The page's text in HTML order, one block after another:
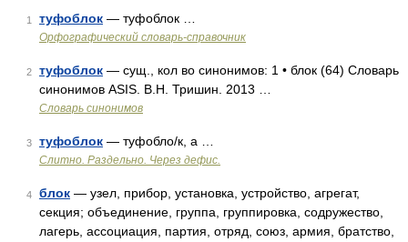
1 туфоблок — туфоблок …
Орфографический словарь-справочник
2 туфоблок — сущ., кол во синонимов: 1 • блок (64) Словарь
синонимов ASIS. В.Н. Тришин. 2013 …
Словарь синонимов
3 туфоблок — туфобло/к, а …
Слитно. Раздельно. Через дефис.
4 блок — узел, прибор, установка, устройство, агрегат,
секция; объединение, группа, группировка, содружество,
лагерь, ассоциация, партия, отряд, союз, армия, братство,